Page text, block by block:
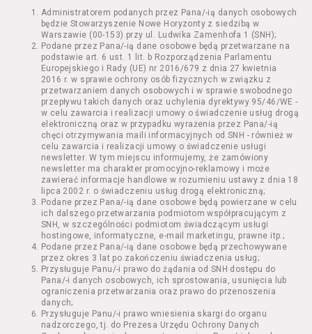
wykorzystaniem Serwisu;
Seans – organizowany przez Usługodawcę
w Kinie Nowe Horyzonty we Wrocławiu (ul.
Kazimierza Wielkiego 19a-21) pokaz filmu nie
stanowiący części Wydarzenia;
Wydarzenie – organizowany przez
Usługodawcę w Kinie Nowe Horyzonty we
Wrocławiu (ul. Kazimierza Wielkiego 19a-21)
festiwal filmowy, przegląd filmowy, pokaz
specjalny, performance, opera, koncert lub
inna podobna impreza;
Kurs – zajęcia organizowane przez
Organizatora będące przedsięwzięciem o
charakterze edukacyjnym;
Bilety – dokumenty potwierdzające zawarcie
umowy z Usługodawcą i uprawniające do
wzięcia udziału w Seansie lub w części
określonego Wydarzenia;
Karnety – zestaw określonej liczby Biletów na
poszczególne części danego Wydarzenia lub
na całe Wydarzenie, przewidziany dla danego
Wydarzenia przez Usługodawcę;
Regulamin – niniejszy regulamin.
Administratorem podanych przez Pana/-ią danych osobowych
będzie Stowarzyszenie Nowe Horyzonty z siedzibą w
Warszawie (00-153) przy ul. Ludwika Zamenhofa 1 (SNH);
Podane przez Pana/-ią dane osobowe będą przetwarzane na
podstawie art. 6 ust. 1 lit. b Rozporządzenia Parlamentu
Europejskiego i Rady (UE) nr 2016/679 z dnia 27 kwietnia
2016 r. w sprawie ochrony osób fizycznych w związku z
przetwarzaniem danych osobowych i w sprawie swobodnego
przepływu takich danych oraz uchylenia dyrektywy 95/46/WE -
w celu zawarcia i realizacji umowy o świadczenie usług drogą
elektroniczną oraz w przypadku wyrażenia przez Pana/-ią
chęci otrzymywania maili informacyjnych od SNH - również w
celu zawarcia i realizacji umowy o świadczenie usługi
newsletter. W tym miejscu informujemy, że zamówiony
newsletter ma charakter promocyjno-reklamowy i może
zawierać informacje handlowe w rozumieniu ustawy z dnia 18
lipca 2002 r. o świadczeniu usług drogą elektroniczną;
Podane przez Pana/-ią dane osobowe będą powierzane w celu
ich dalszego przetwarzania podmiotom współpracującym z
SNH, w szczególności podmiotom świadczącym usługi
hostingowe, informatyczne, e-mail marketingu, prawne itp.;
Podane przez Pana/-ią dane osobowe będą przechowywane
przez okres 3 lat po zakończeniu świadczenia usług;
Przysługuje Panu/-i prawo do żądania od SNH dostępu do
Pana/-i danych osobowych, ich sprostowania, usunięcia lub
ograniczenia przetwarzania oraz prawo do przenoszenia
danych;
Przysługuje Panu/-i prawo wniesienia skargi do organu
nadzorczego, tj. do Prezesa Urzędu Ochrony Danych